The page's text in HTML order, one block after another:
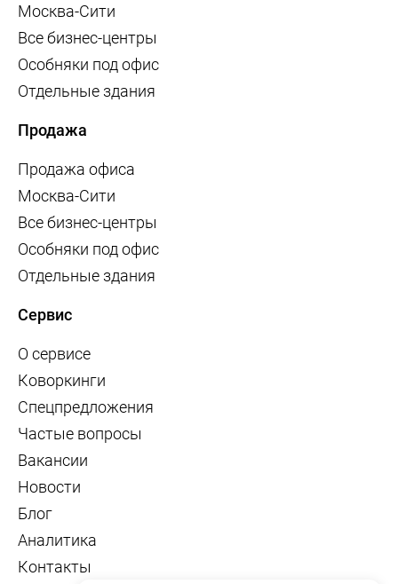
Москва-Сити
Все бизнес-центры
Особняки под офис
Отдельные здания
Продажа
Продажа офиса
Москва-Сити
Все бизнес-центры
Особняки под офис
Отдельные здания
Сервис
О сервисе
Коворкинги
Спецпредложения
Частые вопросы
Вакансии
Новости
Блог
Аналитика
Контакты